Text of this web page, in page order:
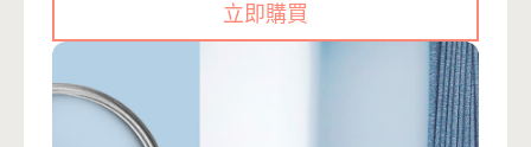
立即購買